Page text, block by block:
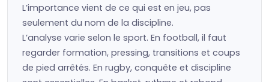
L’importance vient de ce qui est en jeu, pas
seulement du nom de la discipline.
L’analyse varie selon le sport. En football, il faut
regarder formation, pressing, transitions et coups
de pied arrêtés. En rugby, conquête et discipline